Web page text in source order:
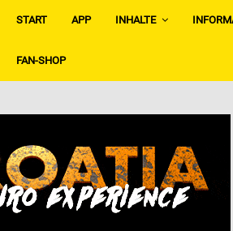
START APP INHALTE
FAN-SHOP